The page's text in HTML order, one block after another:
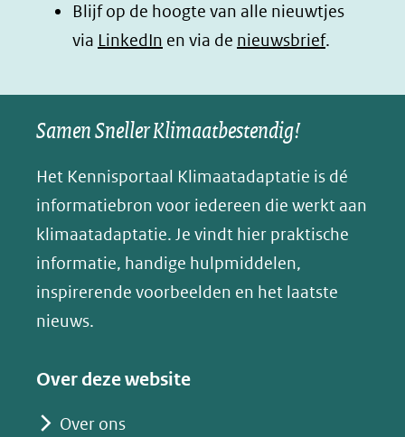
nieuw
venster)
naar
een
website)
nieuw
venster)
naar
een
website)
nieuw
venster)
naar
een
website)
B
l
e
s
y
(opent
in
nieuw
venster)
Blijf op de hoogte van alle nieuwtjes
via LinkedIn (opent
nieuw
venster)
naar
een
andere
website)
en via de nieuwsbrief.
Samen Sneller Klimaatbestendig!
Het Kennisportaal Klimaatadaptatie is dé
informatiebron voor iedereen die werkt aan
klimaatadaptatie. Je vindt hier praktische
informatie, handige hulpmiddelen,
inspirerende voorbeelden en het laatste
nieuws.
Over deze website
Over ons